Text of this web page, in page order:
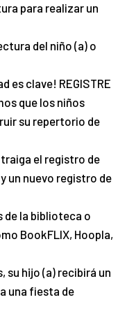
para realizar un
del niño (a) o
es clave! REGISTRE
que los niños
su repertorio de
traiga el registro de
un nuevo registro de
de la biblioteca o
BookFLIX, Hoopla,
su hijo (a) recibirá un
una fiesta de